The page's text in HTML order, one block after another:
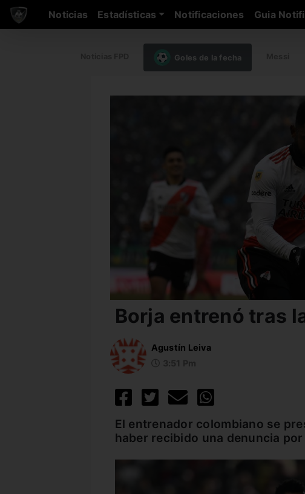
Noticias Estadísticas Notificaciones Guia
Goles de la fecha
Borja entrenó tras
Agustín Leiva
El entrenador colombiano se
haber recibido una denuncia